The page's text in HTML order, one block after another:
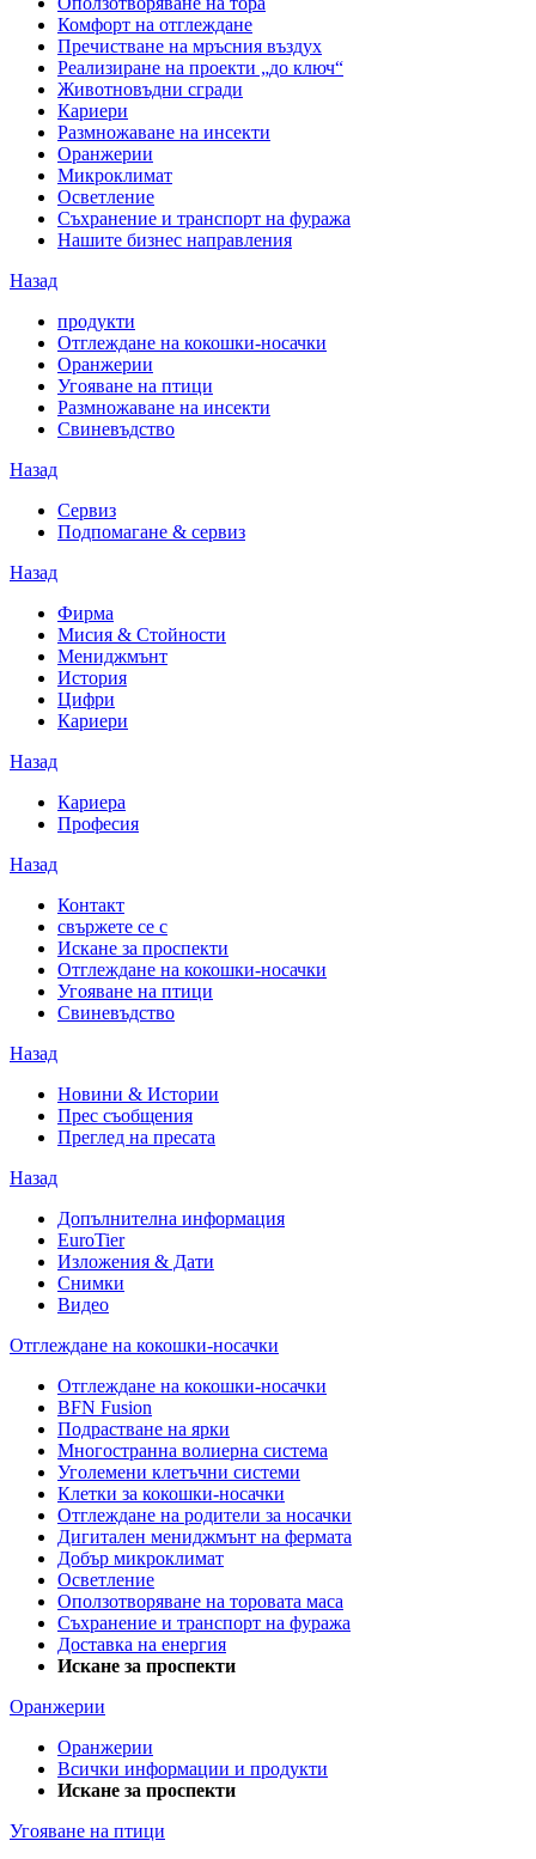
Комфорт на отглеждане
Пречистване на мръсния въздух
Реализиране на проекти „до ключ“
Животновъдни сгради
Кариери
Размножаване на инсекти
Оранжерии
Микроклимат
Осветление
Съхранение и транспорт на фуража
Нашите бизнес направления
Назад
продукти
Отглеждане на кокошки-носачки
Оранжерии
Угояване на птици
Размножаване на инсекти
Свиневъдство
Назад
Сервиз
Подпомагане & сервиз
Назад
Фирма
Мисия & Стойности
Мениджмънт
История
Цифри
Кариери
Назад
Кариера
Професия
Назад
Контакт
свържете се с
Искане за проспекти
Отглеждане на кокошки-носачки
Угояване на птици
Свиневъдство
Назад
Новини & Истории
Прес съобщения
Преглед на пресата
Назад
Допълнителна информация
EuroTier
Изложения & Дати
Снимки
Видео
Отглеждане на кокошки-носачки
Отглеждане на кокошки-носачки
BFN Fusion
Подрастване на ярки
Многостранна волиерна система
Уголемени клетъчни системи
Клетки за кокошки-носачки
Отглеждане на родители за носачки
Дигитален мениджмънт на фермата
Добър микроклимат
Осветление
Оползотворяване на торовата маса
Съхранение и транспорт на фуража
Доставка на енергия
Искане за проспекти
Оранжерии
Оранжерии
Всички информации и продукти
Искане за проспекти
Угояване на птици